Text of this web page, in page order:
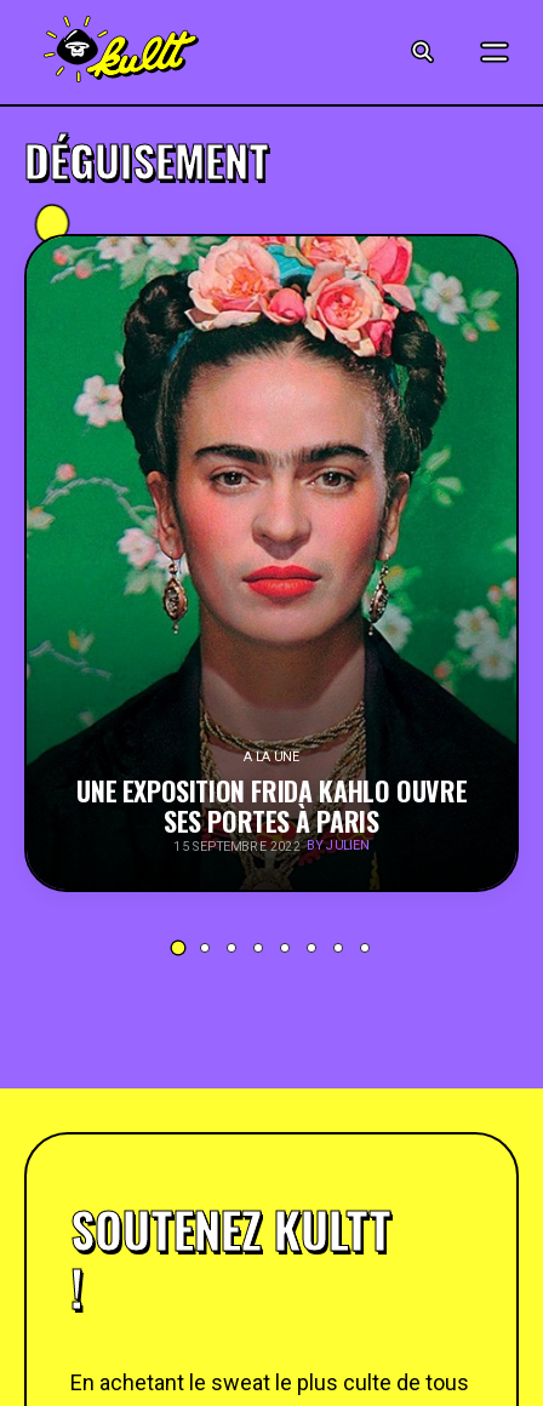
MUSIQUE
CRÉATION
ART
JEUX-VIDÉO
VINTAGE
PEOPLE
FOOD
BONS PLANS
SOUTENEZ KULTT
DÉGUISEMENT
A LA UNE
UNE EXPOSITION FRIDA KAHLO OUVRE
SES PORTES À PARIS
15 SEPTEMBRE 2022 BY JULIEN
SOUTENEZ KULTT
!
En achetant le sweat le plus culte de tous